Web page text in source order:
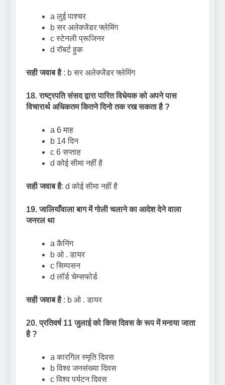
a लुई पाश्चर
b सर अलेक्जेंडर फ्लेमिंग
c स्टेनली प्रूजिनर
d रॉबर्ट हुक
सही जवाब है: b सर अलेक्जेंडर फ्लेमिंग
18. राष्ट्रपति संसद द्वारा पारित विधेयक को अपने पास
विचारार्थ अधिकतम कितने दिनो तक रख सकता है ?
a 6 माह
b 14 दिन
c 6 सप्ताह
d कोई सीमा नहीं है
सही जवाब है: d कोई सीमा नहीं है
19. जालियाँवाला बाग में गोली चलाने का आदेश देने वाला
जनरल था
a कैनिंग
b ओ . डायर
c सिम्पसन
d लॉर्ड चेम्सफोर्ड
सही जवाब है: b ओ . डायर
20. प्रतिवर्ष 11 जुलाई को किस दिवस के रूप में मनाया जाता
है ?
a कारगिल स्मृति दिवस
b विश्व जनसंख्या दिवस
c विश्व पर्यटन दिवस